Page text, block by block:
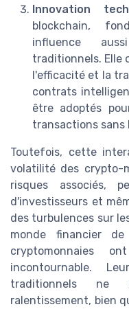
Innovation
blockchain,
influence
traditionnels. Elle
l'efficacité et la
contrats
être adoptés
transactions sans
Toutefois, cette
volatilité des crypto-
risques associés,
d'investisseurs et
des turbulences sur
monde financier
cryptomonnaies
incontournable.
traditionnels ne
ralentissement, bien